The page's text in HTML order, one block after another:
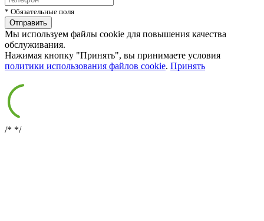
* Обязательные поля
Мы используем файлы cookie для повышения качества
обслуживания.
Нажимая кнопку "Принять", вы принимаете условия
политики использования файлов cookie. Принять
/* */